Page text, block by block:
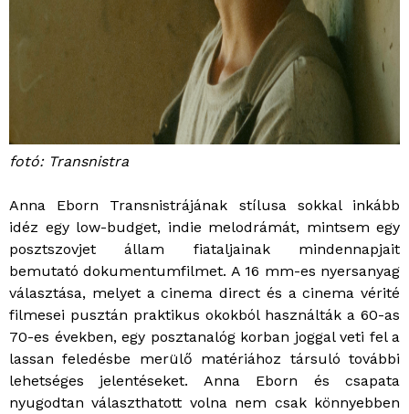
fotó: Transnistra
Anna Eborn Transnistrájának stílusa sokkal inkább
idéz egy low-budget, indie melodrámát, mintsem egy
posztszovjet állam fiataljainak mindennapjait
bemutató dokumentumfilmet. A 16 mm-es nyersanyag
választása, melyet a cinema direct és a cinema vérité
filmesei pusztán praktikus okokból használták a 60-as
70-es években, egy posztanalóg korban joggal veti fel a
lassan feledésbe merülő matériához társuló további
lehetséges jelentéseket. Anna Eborn és csapata
nyugodtan választhatott volna nem csak könnyebben